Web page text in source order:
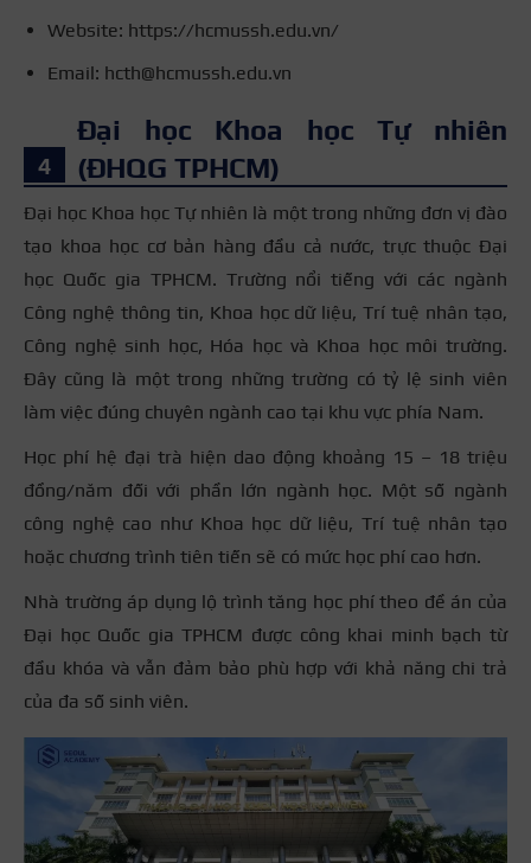
Website: https://hcmussh.edu.vn/
Email: hcth@hcmussh.edu.vn
Đại học Khoa học Tự nhiên
(ĐHQG TPHCM)
Đại học Khoa học Tự nhiên là một trong những đơn vị đào
tạo khoa học cơ bản hàng đầu cả nước, trực thuộc Đại
học Quốc gia TPHCM. Trường nổi tiếng với các ngành
Công nghệ thông tin, Khoa học dữ liệu, Trí tuệ nhân tạo,
Công nghệ sinh học, Hóa học và Khoa học môi trường.
Đây cũng là một trong những trường có tỷ lệ sinh viên
làm việc đúng chuyên ngành cao tại khu vực phía Nam.
Học phí hệ đại trà hiện dao động khoảng 15 – 18 triệu
đồng/năm đối với phần lớn ngành học. Một số ngành
công nghệ cao như Khoa học dữ liệu, Trí tuệ nhân tạo
hoặc chương trình tiên tiến sẽ có mức học phí cao hơn.
Nhà trường áp dụng lộ trình tăng học phí theo đề án của
Đại học Quốc gia TPHCM được công khai minh bạch từ
đầu khóa và vẫn đảm bảo phù hợp với khả năng chi trả
của đa số sinh viên.